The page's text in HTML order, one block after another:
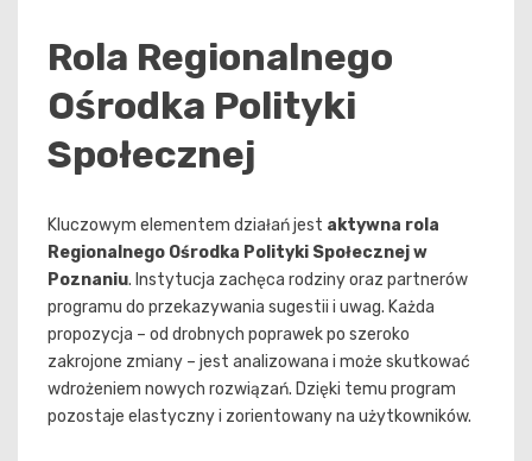
Rola Regionalnego
Ośrodka Polityki
Społecznej
Kluczowym elementem działań jest aktywna rola
Regionalnego Ośrodka Polityki Społecznej w
Poznaniu. Instytucja zachęca rodziny oraz partnerów
programu do przekazywania sugestii i uwag. Każda
propozycja – od drobnych poprawek po szeroko
zakrojone zmiany – jest analizowana i może skutkować
wdrożeniem nowych rozwiązań. Dzięki temu program
pozostaje elastyczny i zorientowany na użytkowników.